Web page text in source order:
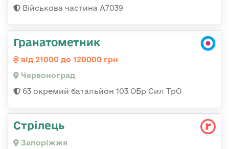
Військова частина А7039
Гранатометник
від 21000 до 120000 грн
Червоноград
63 окремий батальйон 103 ОБр Сил ТрО
Стрілець
Запоріжжя